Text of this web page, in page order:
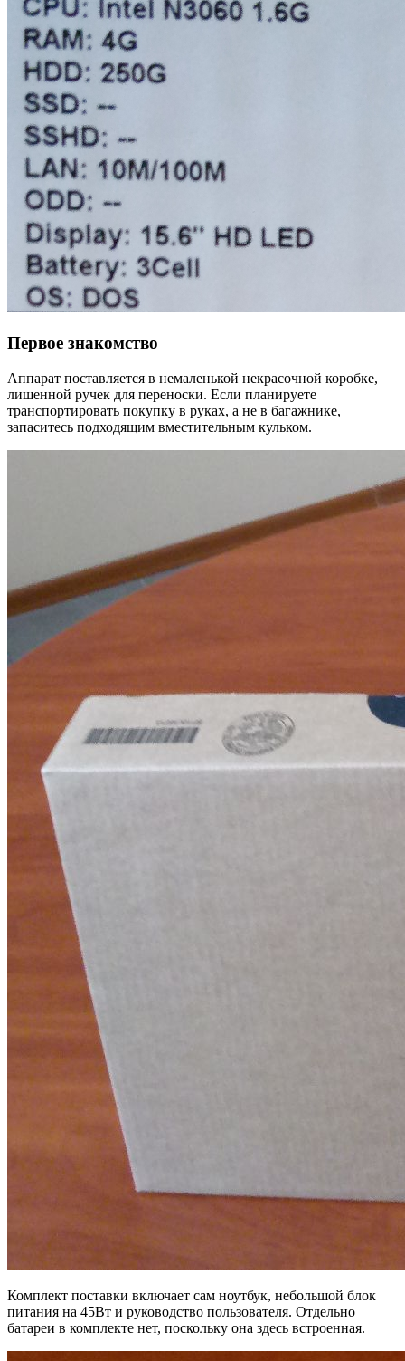
Первое знакомство
Аппарат поставляется в немаленькой некрасочной коробке,
лишенной ручек для переноски. Если планируете
транспортировать покупку в руках, а не в багажнике,
запаситесь подходящим вместительным кульком.
Комплект поставки включает сам ноутбук, небольшой блок
питания на 45Вт и руководство пользователя. Отдельно
батареи в комплекте нет, поскольку она здесь встроенная.